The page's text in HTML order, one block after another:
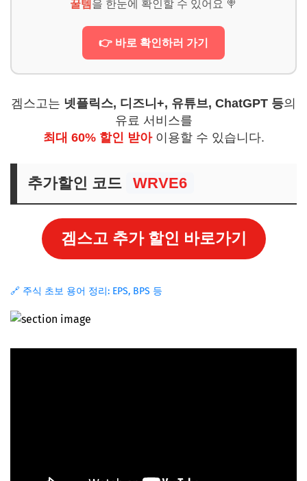
꿀템 을 한눈에 확인할 수 있어요 🍭
👉 바로 확인하러 가기
겜스고는 넷플릭스, 디즈니+, 유튜브, ChatGPT 등의
유료 서비스를
최대 60% 할인 받아이용할 수 있습니다.
추가할인 코드 WRVE6
겜스고 추가 할인 바로가기
🔗 주식 초보 용어 정리: EPS, BPS 등